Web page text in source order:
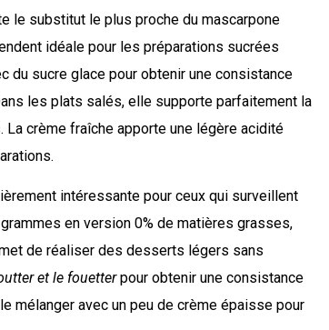
le substitut le plus proche du mascarpone
idéale pour les préparations sucrées
du sucre glace pour obtenir une consistance
les plats salés, elle supporte parfaitement la
crème fraîche apporte une légère acidité
intéressante pour ceux qui surveillent
en version 0% de matières grasses,
de réaliser des desserts légers sans
et le fouetterpour obtenir une consistance
mélanger avec un peu de crème épaisse pour